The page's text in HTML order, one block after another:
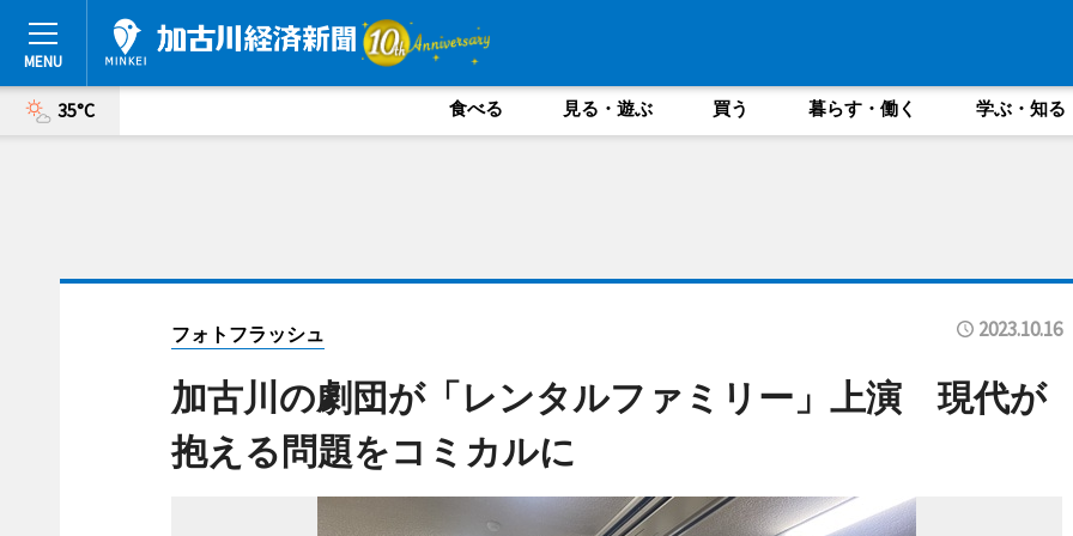
35°C 食べる 見る・遊ぶ 買う 暮らす・働く 学ぶ・知る
フォトフラッシュ 2023.10.16
加古川の劇団が「レンタルファミリー」上演 現代が
抱える問題をコミカルに